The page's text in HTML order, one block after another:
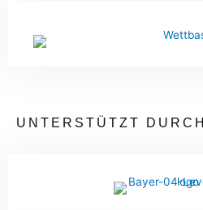
UNTERSTÜTZT DURCH